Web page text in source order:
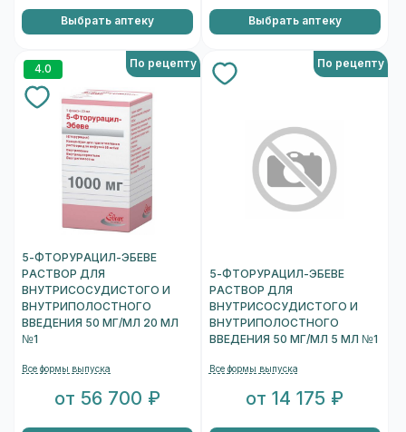
Выбрать аптеку Выбрать аптеку
4.0 По рецепту
5-ФТОРУРАЦИЛ-ЭБЕВЕ
РАСТВОР ДЛЯ
ВНУТРИСОСУДИСТОГО И
ВНУТРИПОЛОСТНОГО
ВВЕДЕНИЯ 50 МГ/МЛ 20 МЛ
№1
Все формы выпуска
от 56 700 ₽
По рецепту
5-ФТОРУРАЦИЛ-ЭБЕВЕ
РАСТВОР ДЛЯ
ВНУТРИСОСУДИСТОГО И
ВНУТРИПОЛОСТНОГО
ВВЕДЕНИЯ 50 МГ/МЛ 5 МЛ №1
Все формы выпуска
от 14 175 ₽